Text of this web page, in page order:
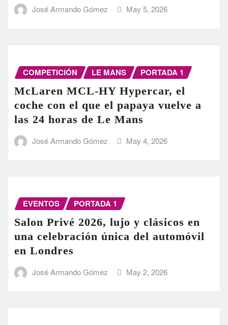
José Armando Gómez May 5, 2026
COMPETICIÓN LE MANS PORTADA 1
McLaren MCL-HY Hypercar, el
coche con el que el papaya vuelve a
las 24 horas de Le Mans
José Armando Gómez May 4, 2026
EVENTOS PORTADA 1
Salon Privé 2026, lujo y clásicos en
una celebración única del automóvil
en Londres
José Armando Gómez May 2, 2026